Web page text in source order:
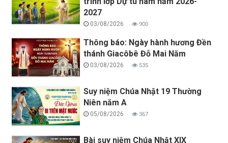
2027
03/08/2026 900
Thông báo: Ngày hành hương Đền
thánh Giacôbê Đỗ Mai Năm
03/08/2026 535
Suy niệm Chúa Nhật 19 Thường
Niên năm A
05/08/2026 367
Bài suy niệm Chúa Nhật XIX